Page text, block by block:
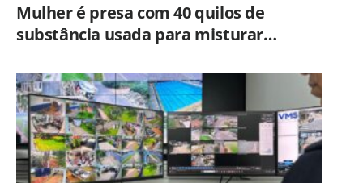
Mulher é presa com 40 quilos de
substância usada para misturar
Piracicaba